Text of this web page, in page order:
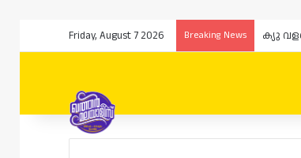
Friday, August 7 2026 Breaking News